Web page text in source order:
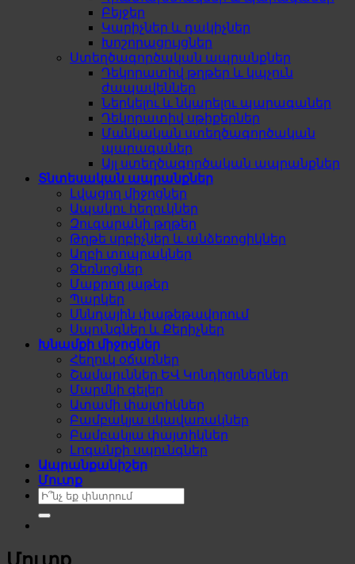
Բեյջեր
Կարիչներ և դակիչներ
Խոշորացույցներ
Ստեղծագործական ապրանքներ
Դեկորատիվ թղթեր և կպչուն
ժապավեններ
Ներկելու և նկարելու պարագաներ
Դեկորատիվ սթիքերներ
Մանկական ստեղծագործական
պարագաներ
Այլ ստեղծագործական ապրանքներ
Տնտեսական ապրանքներ
Լվացող միջոցներ
Ապակու հեղուկներ
Զուգարանի թղթեր
Թղթե սրբիչներ և անձեռոցիկներ
Աղբի տոպրակներ
Ձեռնոցներ
Մաքրող լաթեր
Պարկեր
Սննդային փաթեթավորում
Սպունգներ և Քերիչներ
Խնամքի միջոցներ
Հեղուկ օճառներ
Շամպուններ ԵՎ Կոնդիցոներներ
Մարմնի գելեր
Ատամի փայտիկներ
Բամբակյա սկավառակներ
Բամբակյա փայտիկներ
Լոգանքի սպունգներ
Ապրանքանիշեր
Մուտք
Search
for:
Մուտք